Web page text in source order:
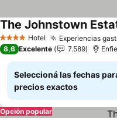
4 EstrellasHotel Experiencias
The Johnstown
8,6 Excelente 7.589
Seleccioná las fechas
precios exactos
Opción popular